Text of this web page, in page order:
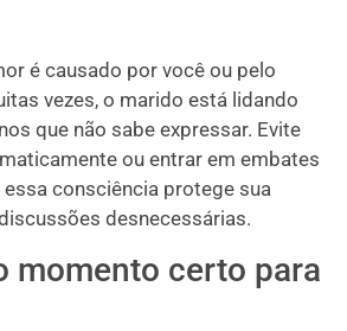
é causado por você ou pelo
vezes, o marido está lidando
que não sabe expressar. Evite
ou entrar em embates
consciência protege sua
desnecessárias.
momento certo para